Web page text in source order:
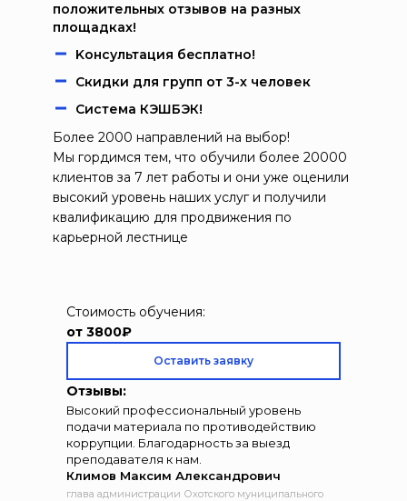
положительных отзывов на разных
площадках!
Kонcультация бecплaтно!
Скидки для групп от 3-х человек
Система КЭШБЭК!
Более 2000 направлений на выбор!
Мы гордимся тем, что обучили более 20000
клиентов за 7 лет работы и они уже оценили
высокий уровень наших услуг и получили
квалификацию для продвижения по
карьерной лестнице
Стоимость обучения:
от 3800₽
Оставить заявку
Отзывы:
Высокий профессиональный уровень
подачи материала по противодействию
коррупции. Благодарность за выезд
преподавателя к нам.
Климов Максим Александрович
глава администрации Охотского муниципального